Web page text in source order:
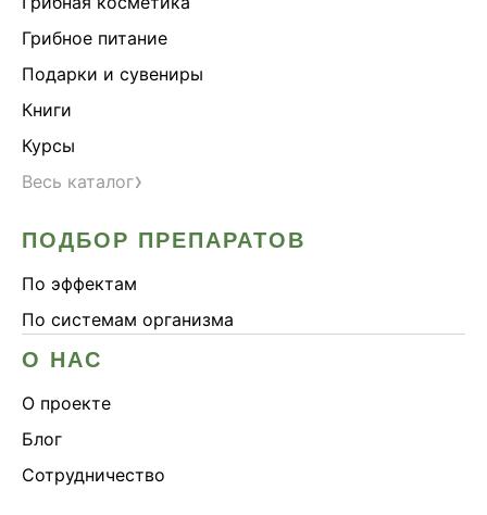
Грибное питание
Подарки и сувениры
Книги
Курсы
Весь каталог›
ПОДБОР ПРЕПАРАТОВ
По эффектам
По системам организма
О НАС
О проекте
Блог
Сотрудничество